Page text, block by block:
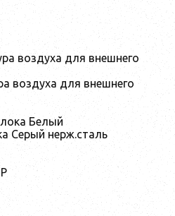
воздуха для внешнего
воздуха для внешнего
Белый
Серый нерж.сталь